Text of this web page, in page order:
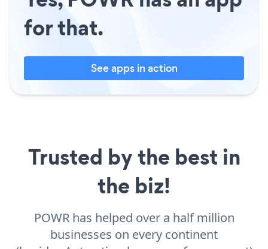
for that.
See apps in action
Trusted by the best in
the biz!
POWR has helped over a half million
businesses on every continent